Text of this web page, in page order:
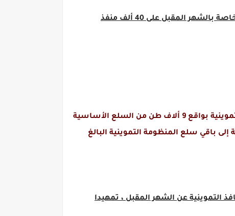
وبدأت مخازن شركتي الجملة العامة والمصرية التابعتين للقابضة الغذائية توزيع سلع المنظومة التموينية الخاصة بالشهر المقبل على 40 ألف منفذ
وتقوم مخازن الجملة التابعة للقابضة الغذائية، والبالغ عددها 1500 مخزن، بصرف مقررات أبريل إلى المنافذ التموينية بواقع 9 ألاف طن من السلع الأساسية
، بالإضافة إلى باقي سلع المنظومة التموينية البالغ
التموينية عن الشهر المقبل ، تمهيدا